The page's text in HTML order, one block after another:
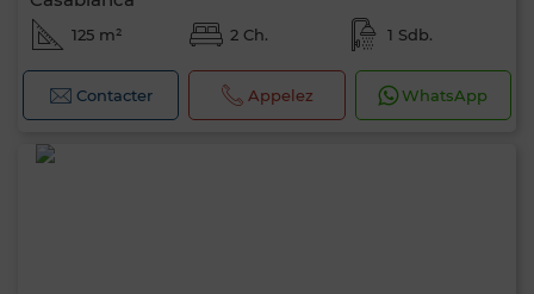
125 m² 2 Ch. 1 Sdb.
Contacter Appelez WhatsApp